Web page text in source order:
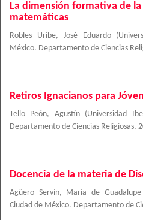
La dimensión formativa de la
matemáticas
Robles Uribe, José Eduardo (
México. Departamento de Ciencias
Retiros Ignacianos para
Tello Peón, Agustín (Universidad
Departamento de Ciencias Religiosas,
Docencia de la materia de
Agüero Servín, María de
Ciudad de México. Departamento de